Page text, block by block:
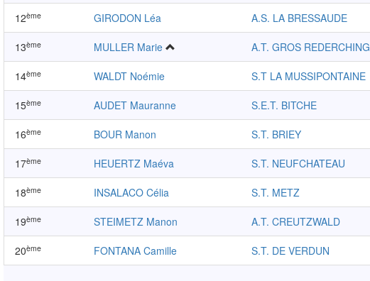
12ème GIRODON Léa A.S. LA BRESSAUDE
13ème MULLER Marie A.T. GROS REDERCHING
14ème WALDT Noémie S.T LA MUSSIPONTAINE
15ème AUDET Mauranne S.E.T. BITCHE
16ème BOUR Manon S.T. BRIEY
17ème HEUERTZ Maéva S.T. NEUFCHATEAU
18ème INSALACO Célia S.T. METZ
19ème STEIMETZ Manon A.T. CREUTZWALD
20ème FONTANA Camille S.T. DE VERDUN